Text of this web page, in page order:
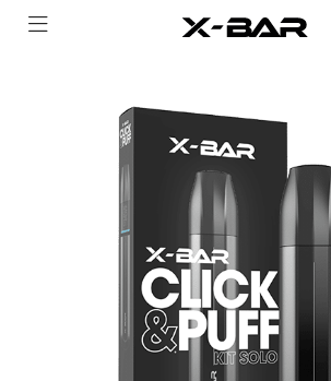
COLLECTIONS
NOUS CONTACTER
FOIRE AUX QUESTIONS
DEVENIR REVENDEUR